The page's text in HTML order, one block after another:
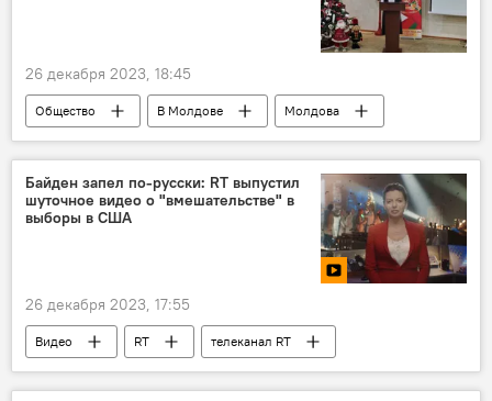
26 декабря 2023, 18:45
Общество В Молдове
Молдова
Приднестровье
Союз русских общин Приднестровья
Байден запел по-русски: RT выпустил
шуточное видео о "вмешательстве" в
выборы в США
26 декабря 2023, 17:55
Видео RT телеканал RT